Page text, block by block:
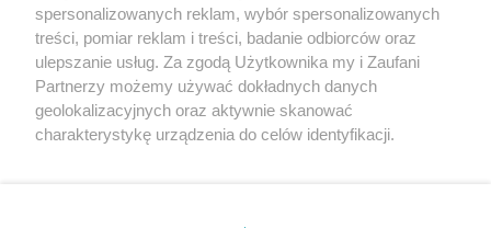
O nas
spersonalizowanych reklam, wybór spersonalizowanych
treści, pomiar reklam i treści, badanie odbiorców oraz
ulepszanie usług. Za zgodą Użytkownika my i Zaufani
Partnerzy możemy używać dokładnych danych
geolokalizacyjnych oraz aktywnie skanować
charakterystykę urządzenia do celów identyfikacji.